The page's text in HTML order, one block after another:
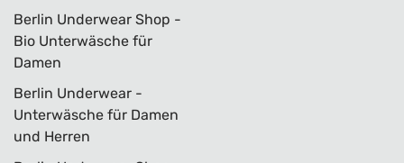
Berlin Underwear Shop -
Bio Unterwäsche für
Damen
Berlin Underwear -
Unterwäsche für Damen
und Herren